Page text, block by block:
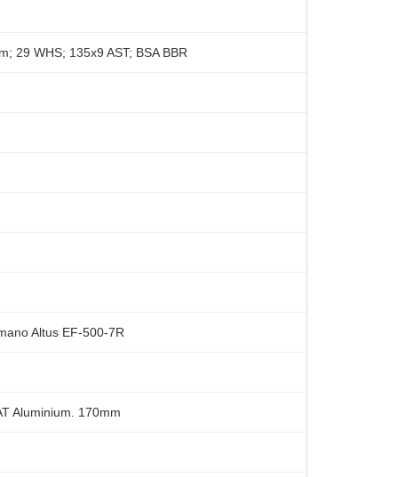
29 WHS; 135x9 AST; BSA BBR
Altus EF-500-7R
Aluminium. 170mm